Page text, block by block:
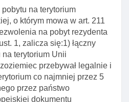
na terytorium
o którym mowa w art. 211
na pobyt rezydenta
1, zalicza się:1) łączny
terytorium Unii
przebywał legalnie i
co najmniej przez 5
przez państwo
dokumentu
handlu ludźMI
pouczenia cudzoziemca
o wydaniu zaświadczenia
jest ofiarą